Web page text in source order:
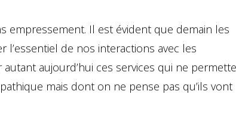
empressement. Il est évident que demain les
de nos interactions avec les
aujourd’hui ces services qui ne
mais dont on ne pense pas qu’ils vont